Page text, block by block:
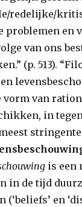
redelijke/
problemen en
van ons
(p. 513).
vorm van
in
is een
in de tijd
en